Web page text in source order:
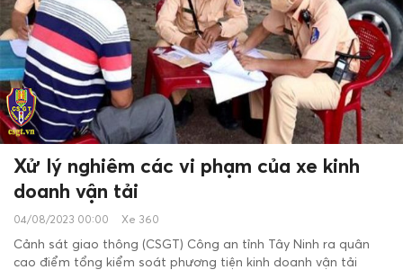
Xử lý nghiêm các vi phạm của xe kinh
doanh vận tải
04/08/2023 00:00 Xe 360
Cảnh sát giao thông (CSGT) Công an tỉnh Tây Ninh ra quân
cao điểm tổng kiểm soát phương tiện kinh doanh vận tải